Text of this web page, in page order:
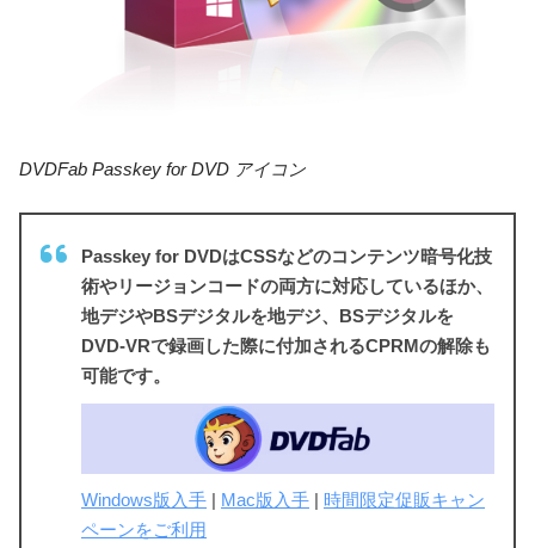
DVDFab Passkey for DVD アイコン
Passkey for DVDはCSSなどのコンテンツ暗号化技
術やリージョンコードの両方に対応しているほか、
地デジやBSデジタルを地デジ、BSデジタルを
DVD-VRで録画した際に付加されるCPRMの解除も
可能です。
Windows版入手 Mac版入手
時間限定促販キャン
ペーンをご利用